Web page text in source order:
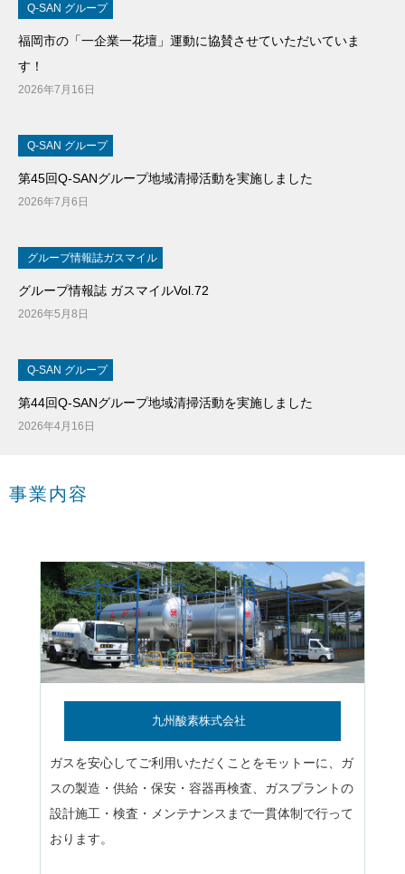
Q-SAN グループ
福岡市の「一企業一花壇」運動に協賛させていただいていま
す！
2026年7月16日
Q-SAN グループ
第45回Q-SANグループ地域清掃活動を実施しました
2026年7月6日
グループ情報誌ガスマイル
グループ情報誌 ガスマイルVol.72
2026年5月8日
Q-SAN グループ
第44回Q-SANグループ地域清掃活動を実施しました
2026年4月16日
事業内容
九州酸素株式会社
ガスを安心してご利用いただくことをモットーに、ガ
スの製造・供給・保安・容器再検査、ガスプラントの
設計施工・検査・メンテナンスまで一貫体制で行って
おります。